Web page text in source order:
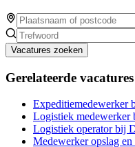
Vacatures zoeken
Gerelateerde vacatures
Expeditiemedewerker
Logistiek medewerker
Logistiek operator bij
Medewerker opslag